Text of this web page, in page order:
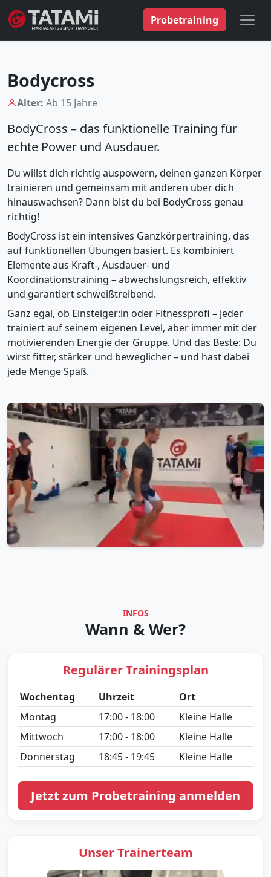
Probetraining
Bodycross
Alter: Ab 15 Jahre
BodyCross – das funktionelle Training für
echte Power und Ausdauer.
Du willst dich richtig auspowern, deinen ganzen Körper
trainieren und gemeinsam mit anderen über dich
hinauswachsen? Dann bist du bei BodyCross genau
richtig!
BodyCross ist ein intensives Ganzkörpertraining, das
auf funktionellen Übungen basiert. Es kombiniert
Elemente aus Kraft-, Ausdauer- und
Koordinationstraining – abwechslungsreich, effektiv
und garantiert schweißtreibend.
Ganz egal, ob Einsteiger:in oder Fitnessprofi – jeder
trainiert auf seinem eigenen Level, aber immer mit der
motivierenden Energie der Gruppe. Und das Beste: Du
wirst fitter, stärker und beweglicher – und hast dabei
jede Menge Spaß.
INFOS
Wann & Wer?
Regulärer Trainingsplan
Wochentag Uhrzeit
Ort
Montag
17:00 - 18:00
Kleine Halle
Mittwoch
17:00 - 18:00
Kleine Halle
Donnerstag
18:45 - 19:45 Kleine Halle
Jetzt zum Probetraining anmelden
Unser Trainerteam